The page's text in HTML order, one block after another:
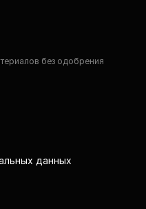
без одобрения
данных